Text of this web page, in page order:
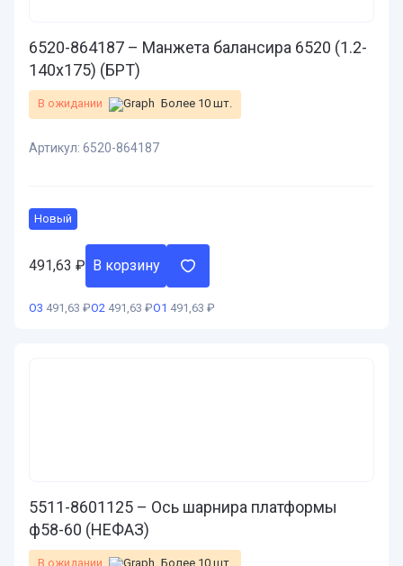
6520-864187 – Манжета балансира 6520 (1.2-
140х175) (БРТ)
В ожидании Более 10 шт.
Артикул: 6520-864187
Новый
491,63 ₽ В корзину
О3 491,63 ₽О2 491,63 ₽О1 491,63 ₽
5511-8601125 – Ось шарнира платформы
ф58-60 (НЕФАЗ)
В ожидании Более 10 шт.